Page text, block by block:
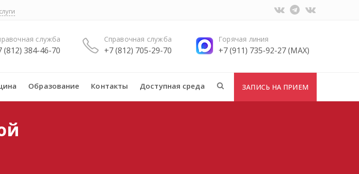
служба
(812) 384-46-70
Справочная служба
+7 (812) 705-29-70
Горячая линия
+7 (911) 735-92-27 (MAX)
Образование Контакты Доступная среда ЗАПИСЬ НА ПРИЕМ